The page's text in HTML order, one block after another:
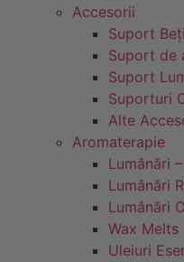
Accesorii
Suport
Suport de
Suport
Suporturi
Alte
Aromaterapie
Lumânări
Lumânări
Lumânări
Wax Melts
Uleiuri